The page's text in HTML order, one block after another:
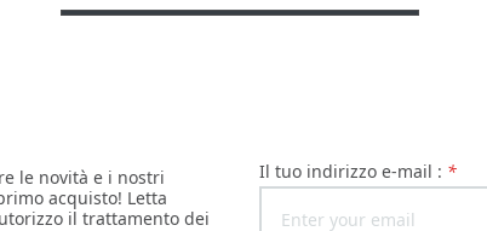
le novità e i nostri
acquisto! Letta
il trattamento dei
il tuo indirizzo e-mail : *